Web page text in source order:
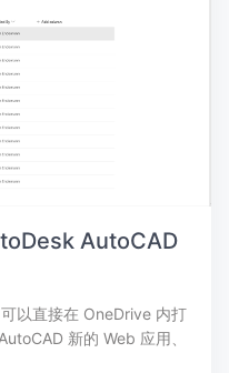
AutoCAD
以直接在 OneDrive 内打
新的 Web 应用、